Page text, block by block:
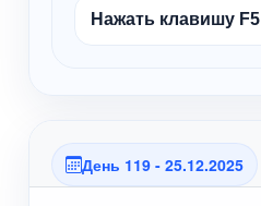
Нажать клавишу F5
День 119 - 25.12.2025